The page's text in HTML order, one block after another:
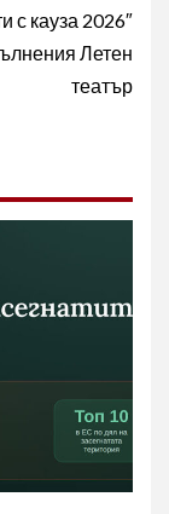
с кауза 2026″
Летен
театър